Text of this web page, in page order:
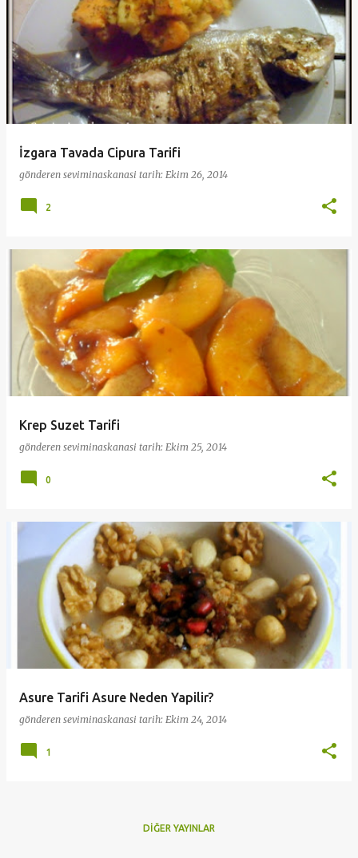
İzgara Tavada Cipura Tarifi
gönderen seviminaskanasi tarih: Ekim 26, 2014
2
Krep Suzet Tarifi
gönderen seviminaskanasi tarih: Ekim 25, 2014
0
Asure Tarifi Asure Neden Yapilir?
gönderen seviminaskanasi tarih: Ekim 24, 2014
1
DIĞER YAYINLAR